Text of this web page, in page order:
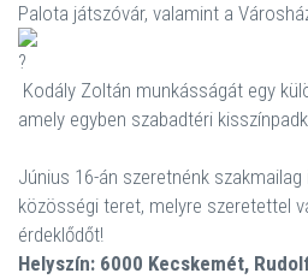
Palota játszóvár, valamint a
Kodály Zoltán munkásságát egy
amely egyben szabadtéri
Június 16-án szeretnénk
közösségi teret, melyre szeretettel
érdeklődőt!
Helyszín: 6000 Kecskemét,